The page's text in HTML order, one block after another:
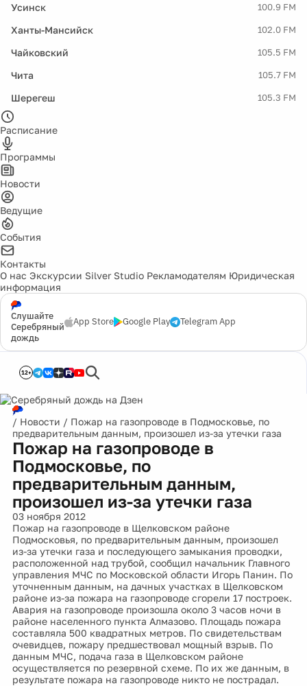
Усинск 100.9 FM
Ханты-Мансийск 102.0 FM
Чайковский 105.5 FM
Чита 105.7 FM
Шерегеш 105.3 FM
Расписание
Программы
Новости
Ведущие
События
Контакты
О нас Экскурсии Silver Studio Рекламодателям Юридическая
информация
Слушайте
Серебряный
дождь
App Store Google Play Telegram App
12+
/ Новости / Пожар на газопроводе в Подмосковье, по
предварительным данным, произошел из-за утечки газа
Пожар на газопроводе в
Подмосковье, по
предварительным данным,
произошел из-за утечки газа
03 ноября 2012
Пожар на газопроводе в Щелковском районе
Подмосковья, по предварительным данным, произошел
из-за утечки газа и последующего замыкания проводки,
расположенной над трубой, сообщил начальник Главного
управления МЧС по Московской области Игорь Панин. По
уточненным данным, на дачных участках в Щелковском
районе из-за пожара на газопроводе сгорели 17 построек.
Авария на газопроводе произошла около 3 часов ночи в
районе населенного пункта Алмазово. Площадь пожара
составляла 500 квадратных метров. По свидетельствам
очевидцев, пожару предшествовал мощный взрыв. По
данным МЧC, подача газа в Щелковском районе
осуществляется по резервной схеме. По их же данным, в
результате пожара на газопроводе никто не пострадал.